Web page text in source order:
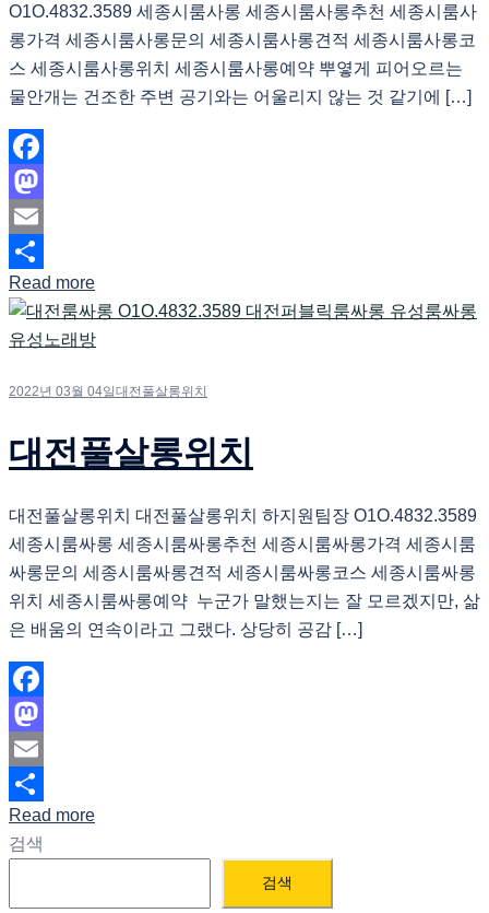
O1O.4832.3589 세종시룸사롱 세종시룸사롱추천 세종시룸사
롱가격 세종시룸사롱문의 세종시룸사롱견적 세종시룸사롱코
스 세종시룸사롱위치 세종시룸사롱예약 뿌옇게 피어오르는
물안개는 건조한 주변 공기와는 어울리지 않는 것 같기에 […]
Facebook
Mastodon
Email
Share
Read more
2022년 03월 04일 대전풀살롱위치
대전풀살롱위치
대전풀살롱위치 대전풀살롱위치 하지원팀장 O1O.4832.3589
세종시룸싸롱 세종시룸싸롱추천 세종시룸싸롱가격 세종시룸
싸롱문의 세종시룸싸롱견적 세종시룸싸롱코스 세종시룸싸롱
위치 세종시룸싸롱예약 누군가 말했는지는 잘 모르겠지만, 삶
은 배움의 연속이라고 그랬다. 상당히 공감 […]
Facebook
Mastodon
Email
Share
Read more
검색
검색